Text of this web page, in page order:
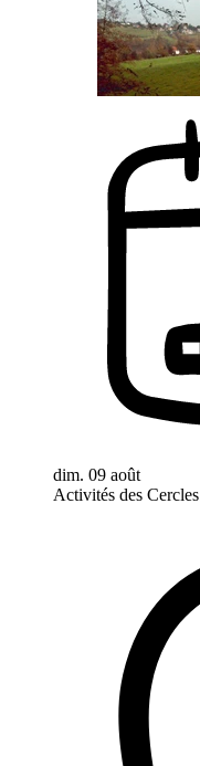
dim. 09 août
Activités des Cercles